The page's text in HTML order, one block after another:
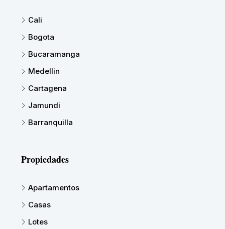
Cali
Bogota
Bucaramanga
Medellin
Cartagena
Jamundi
Barranquilla
Propiedades
Apartamentos
Casas
Lotes